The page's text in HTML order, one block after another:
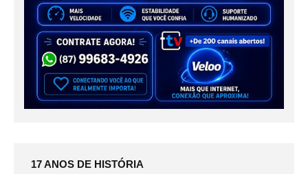
17 ANOS DE HISTÓRIA